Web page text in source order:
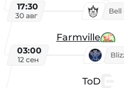
17:30
30 авг
Farmville
03:00
12 сен
ToD